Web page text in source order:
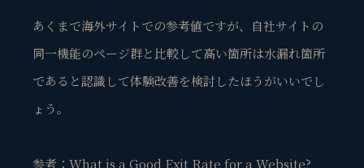
あくまで海外サイトでの参考値ですが、自社サイトの
同一機能のページ群と比較して高い箇所は水漏れ箇所
であると認識して体験改善を検討したほうがいいでし
ょう。
参考：What is a Good Exit Rate for a Website?